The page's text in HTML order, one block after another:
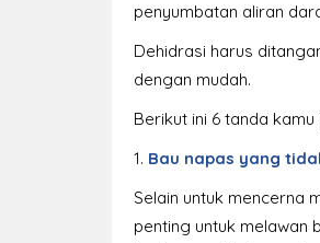
penyumbatan aliran
Dehidrasi harus
dengan mudah.
Berikut ini 6 tanda
1. Bau napas yang
Selain untuk mencerna
penting untuk melawan